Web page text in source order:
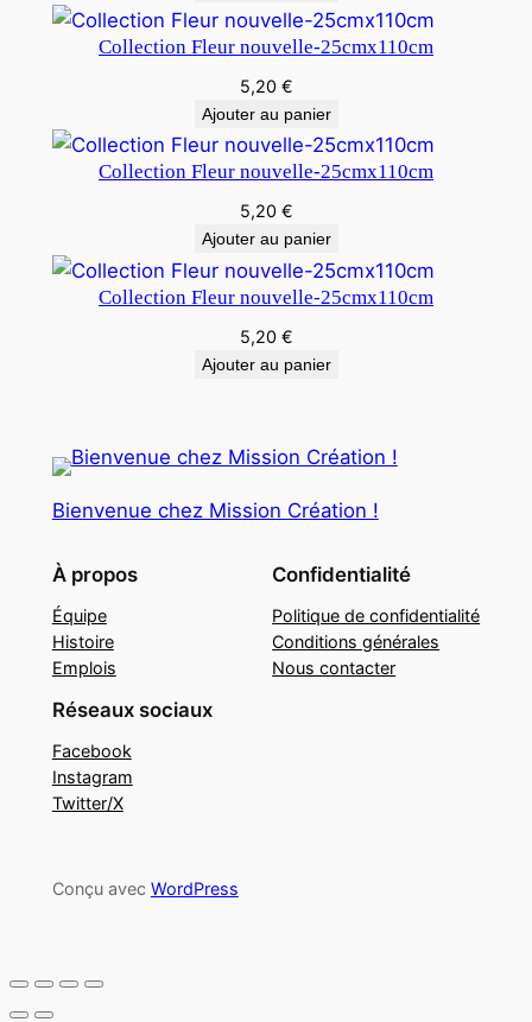
Collection Fleur nouvelle-25cmx110cm
5,20 €
Ajouter au panier
Collection Fleur nouvelle-25cmx110cm
5,20 €
Ajouter au panier
Collection Fleur nouvelle-25cmx110cm
5,20 €
Ajouter au panier
Bienvenue chez Mission Création !
À propos
Équipe
Histoire
Emplois
Confidentialité
Politique de confidentialité
Conditions générales
Nous contacter
Réseaux sociaux
Facebook
Instagram
Twitter/X
Conçu avec WordPress